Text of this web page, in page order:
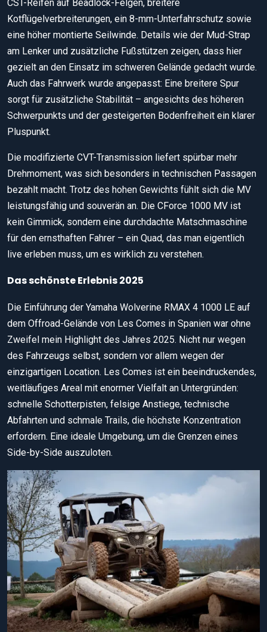
CST-Reifen auf Beadlock-Felgen, breitere
Kotflügelverbreiterungen, ein 8-mm-Unterfahrschutz sowie
eine höher montierte Seilwinde. Details wie der Mud-Strap
am Lenker und zusätzliche Fußstützen zeigen, dass hier
gezielt an den Einsatz im schweren Gelände gedacht wurde.
Auch das Fahrwerk wurde angepasst: Eine breitere Spur
sorgt für zusätzliche Stabilität – angesichts des höheren
Schwerpunkts und der gesteigerten Bodenfreiheit ein klarer
Pluspunkt.
Die modifizierte CVT-Transmission liefert spürbar mehr
Drehmoment, was sich besonders in technischen Passagen
bezahlt macht. Trotz des hohen Gewichts fühlt sich die MV
leistungsfähig und souverän an. Die CForce 1000 MV ist
kein Gimmick, sondern eine durchdachte Matschmaschine
für den ernsthaften Fahrer – ein Quad, das man eigentlich
live erleben muss, um es wirklich zu verstehen.
Das schönste Erlebnis 2025
Die Einführung der Yamaha Wolverine RMAX 4 1000 LE auf
dem Offroad-Gelände von Les Comes in Spanien war ohne
Zweifel mein Highlight des Jahres 2025. Nicht nur wegen
des Fahrzeugs selbst, sondern vor allem wegen der
einzigartigen Location. Les Comes ist ein beeindruckendes,
weitläufiges Areal mit enormer Vielfalt an Untergründen:
schnelle Schotterpisten, felsige Anstiege, technische
Abfahrten und schmale Trails, die höchste Konzentration
erfordern. Eine ideale Umgebung, um die Grenzen eines
Side-by-Side auszuloten.